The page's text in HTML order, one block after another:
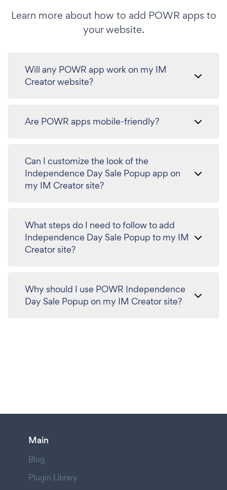
Learn more about how to add POWR apps to
your website.
Will any POWR app work on my IM
Creator website?
Are POWR apps mobile-friendly?
Can I customize the look of the
Independence Day Sale Popup app on
my IM Creator site?
What steps do I need to follow to add
Independence Day Sale Popup to my IM
Creator site?
Why should I use POWR Independence
Day Sale Popup on my IM Creator site?
Main
Blog
Plugin Library